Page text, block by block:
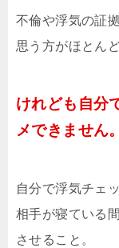
不倫や浮気の証
思う方がほとんど
けれども自分
メできません。
自分で浮気チェ
相手が寝ている
させること。